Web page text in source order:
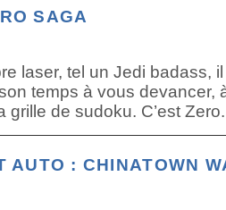
SAGA
laser, tel un Jedi badass,
temps à vous devancer,
grille de sudoku. C’est Zero.
AUTO : CHINATOWN